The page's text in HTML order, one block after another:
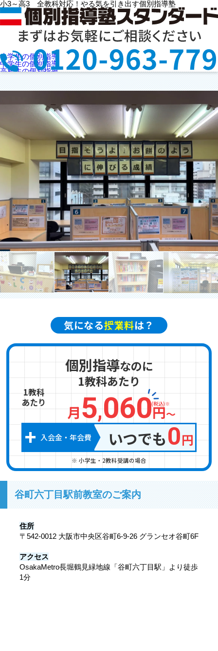
小3～高3 全教科対応！やる気を引き出す個別指導塾
資料請求
メニュー
小学生の個別指導
中学生の個別指導
高校生の個別指導
選ばれる理由
授業料を知りたい
教室検索
お電話からのお問い合わせ
受付時間 ：［月～土］9:00～22:30
谷町六丁目駅前教室
(大阪府大阪市中央区)
気になる授業料は？
個別指導なのに
1教科あたり
1教科
あたり
月5,060円〜
(税込)※
+ 入会金・ 年会費 いつでも0円
※ 小学生・2教科受講の場合
谷町六丁目駅前教室のご案内
住所
〒542-0012 大阪市中央区谷町6-9-26 グランセオ谷町6F
アクセス
OsakaMetro長堀鶴見緑地線「谷町六丁目駅」より徒歩
1分